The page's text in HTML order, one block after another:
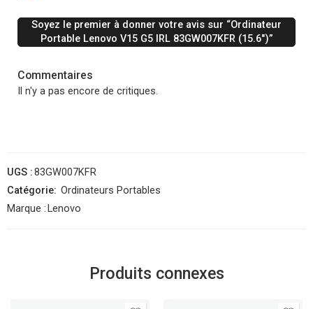
Soyez le premier à donner votre avis sur “Ordinateur
Portable Lenovo V15 G5 IRL 83GW007KFR (15.6″)”
Commentaires
Il n'y a pas encore de critiques.
UGS :83GW007KFR
Catégorie: Ordinateurs Portables
Marque : Lenovo
Produits connexes